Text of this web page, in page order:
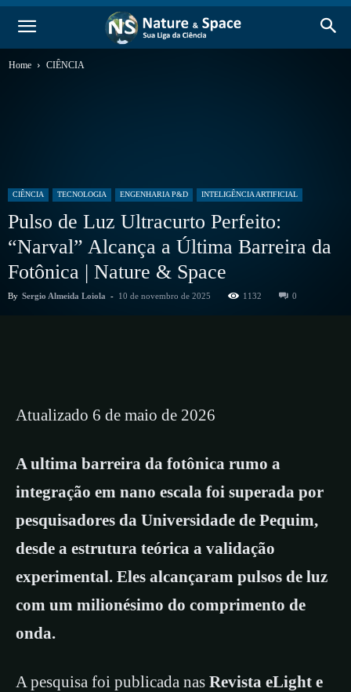
Home CIÊNCIA
CIÊNCIA TECNOLOGIA ENGENHARIA P&D INTELIGÊNCIA ARTIFICIAL
Pulso de Luz Ultracurto Perfeito:
“Narval” Alcança a Última Barreira da
Fotônica | Nature & Space
By Sergio Almeida Loiola - 10 de novembro de 2025 1132 0
Atualizado 6 de maio de 2026
A ultima barreira da fotônica rumo a
integração em nano escala foi superada por
pesquisadores da Universidade de Pequim,
desde a estrutura teórica a validação
experimental. Eles alcançaram pulsos de luz
com um milionésimo do comprimento de
onda.
A pesquisa foi publicada nas Revista eLight e